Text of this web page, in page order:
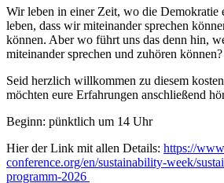
Wir leben in einer Zeit, wo die Demokratie
leben, dass wir miteinander sprechen
können. Aber wo führt uns das denn hin,
miteinander sprechen und zuhören können?
Seid herzlich willkommen zu diesem
möchten eure Erfahrungen anschließend
Beginn: pünktlich um 14 Uhr
Hier der Link mit allen Details: https://
conference.org/en/sustainability-week/
programm-2026